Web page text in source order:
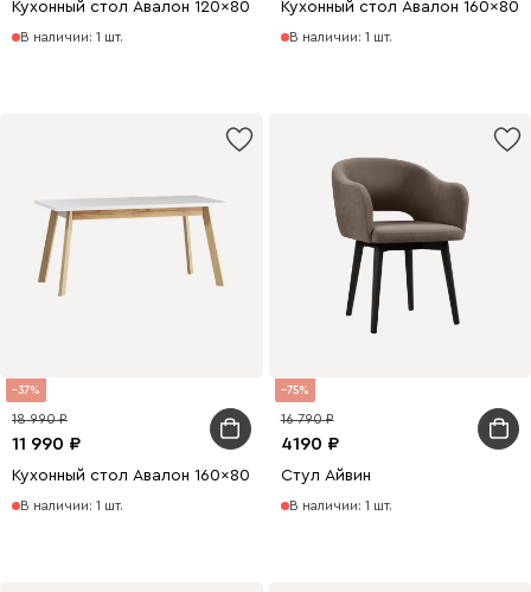
Кухонный стол Авалон 120x80 раскладной Белый/Натуральный
В наличии: 1 шт.
Кухонный стол Авалон
В наличии: 1 шт.
37
11 990
18 990
Кухонный стол Авалон 160x80 раскладной Белый/Натуральный
В наличии: 1 шт.
75
4190
16 790
Стул Айвин
В наличии: 1 шт.